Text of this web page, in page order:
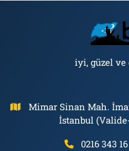
iyi, güzel ve
Mimar Sinan Mah.
İstanbul
0216 343